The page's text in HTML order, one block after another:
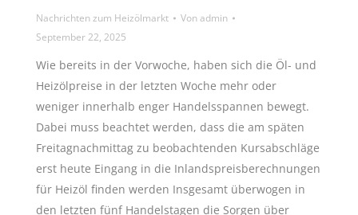
Nachrichten zum Heizölmarkt Vonadmin
September 22, 2025
Wie bereits in der Vorwoche, haben sich die Öl- und
Heizölpreise in der letzten Woche mehr oder
weniger innerhalb enger Handelsspannen bewegt.
Dabei muss beachtet werden, dass die am späten
Freitagnachmittag zu beobachtenden Kursabschläge
erst heute Eingang in die Inlandspreisberechnungen
für Heizöl finden werden Insgesamt überwogen in
den letzten fünf Handelstagen die Sorgen über